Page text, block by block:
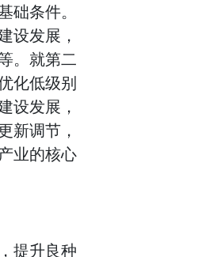
条件。
设发展，
。就第二
化低级别
设发展，
新调节，
业的核心
提升良种